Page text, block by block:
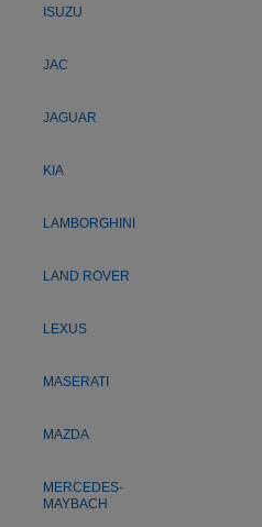
ISUZU
JAC
JAGUAR
KIA
LAMBORGHINI
LAND ROVER
LEXUS
MASERATI
MAZDA
MERCEDES-
MAYBACH